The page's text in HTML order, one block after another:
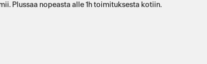
Plussaa nopeasta alle 1h toimituksesta kotiin.